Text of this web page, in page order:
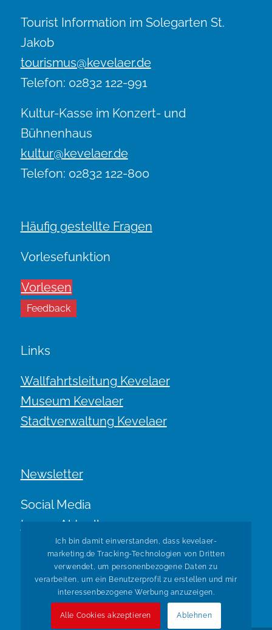
Tourist Information im Solegarten St.
Jakob
tourismus@kevelaer.de
Telefon: 02832 122-991
Kultur-Kasse im Konzert- und
Bühnenhaus
kultur@kevelaer.de
Telefon: 02832 122-800
Häufig gestellte Fragen
Vorlesefunktion
Vorlesen
Feedback
Links
Wallfahrtsleitung Kevelaer
Museum Kevelaer
Stadtverwaltung Kevelaer
Newsletter
Social Media
Immer Aktuell.
Ich bin damit einverstanden, dass kevelaer-
marketing.de Tracking-Technologien von Dritten
verwendet, um personenbezogene Daten zu
verarbeiten, um ein Benutzerprofil zu erstellen und mir
interessenbezogene Werbung anzuzeigen.
Alle Cookies akzeptieren Ablehnen